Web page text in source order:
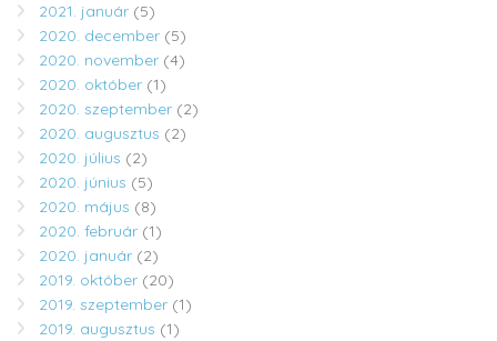
2021. január (5)
2020. december (5)
2020. november (4)
2020. október (1)
2020. szeptember (2)
2020. augusztus (2)
2020. július (2)
2020. június (5)
2020. május (8)
2020. február (1)
2020. január (2)
2019. október (20)
2019. szeptember (1)
2019. augusztus (1)